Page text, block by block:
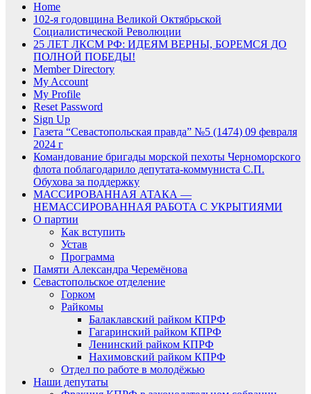
Home
102-я годовщина Великой Октябрьской
Социалистической Революции
25 ЛЕТ ЛКСМ РФ: ИДЕЯМ ВЕРНЫ, БОРЕМСЯ ДО
ПОЛНОЙ ПОБЕДЫ!
Member Directory
My Account
My Profile
Reset Password
Sign Up
Газета “Севастопольская правда” №5 (1474) 09 февраля
2024 г
Командование бригады морской пехоты Черноморского
флота поблагодарило депутата-коммуниста С.П.
Обухова за поддержку
МАССИРОВАННАЯ АТАКА —
НЕМАССИРОВАННАЯ РАБОТА С УКРЫТИЯМИ
О партии
Как вступить
Устав
Программа
Памяти Александра Черемёнова
Севастопольское отделение
Горком
Райкомы
Балаклавский райком КПРФ
Гагаринский райком КПРФ
Ленинский райком КПРФ
Нахимовский райком КПРФ
Отдел по работе в молодёжью
Наши депутаты